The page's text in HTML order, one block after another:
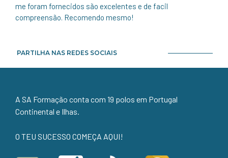
me foram fornecidos são excelentes e de facil
compreensão. Recomendo mesmo!
PARTILHA NAS REDES SOCIAIS
A SA Formação conta com 19 polos em Portugal
Continental e Ilhas.
O TEU SUCESSO COMEÇA AQUI!